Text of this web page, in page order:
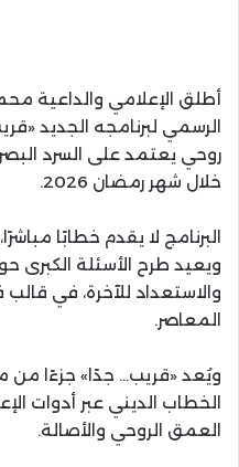
أطلق الإعلامي والداعية
الرسمي لبرنامجه الجديد
روحي يعتمد على السرد
خلال شهر رمضان 2026.
البرنامج لا يقدم خطابًا
ويعيد طرح الأسئلة الكبرى
والاستعداد للآخرة، في
المعاصر.
ويُعد «قريب… جدًا» جزءًا
الخطاب الديني عبر أدوات
العمق الروحي والأصالة.